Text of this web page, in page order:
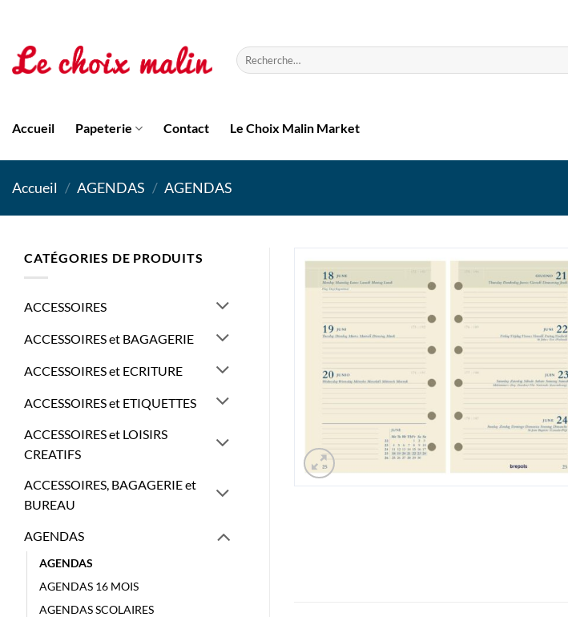
contenu
Recherche
pour :
Accueil Papeterie Contact Le Choix Malin Market
Accueil / AGENDAS / AGENDAS
CATÉGORIES DE PRODUITS
ACCESSOIRES
ACCESSOIRES et BAGAGERIE
ACCESSOIRES et ECRITURE
ACCESSOIRES et ETIQUETTES
ACCESSOIRES et LOISIRS
CREATIFS
ACCESSOIRES, BAGAGERIE et
BUREAU
AGENDAS
AGENDAS
AGENDAS 16 MOIS
AGENDAS SCOLAIRES